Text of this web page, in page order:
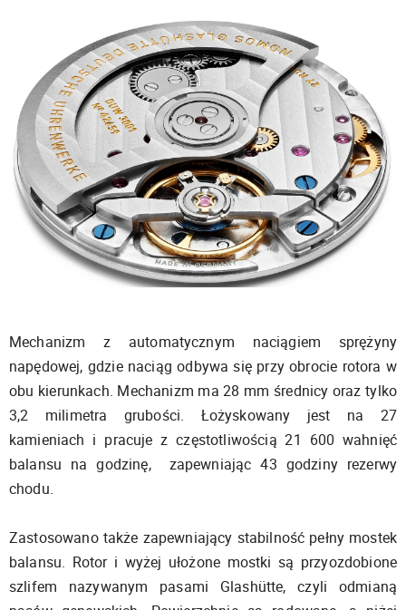
Mechanizm z automatycznym naciągiem sprężyny
napędowej, gdzie naciąg odbywa się przy obrocie rotora w
obu kierunkach. Mechanizm ma 28 mm średnicy oraz tylko
3,2 milimetra grubości. Łożyskowany jest na 27
kamieniach i pracuje z częstotliwością 21 600 wahnięć
balansu na godzinę, zapewniając 43 godziny rezerwy
chodu.
Zastosowano także zapewniający stabilność pełny mostek
balansu. Rotor i wyżej ułożone mostki są przyozdobione
szlifem nazywanym pasami Glashütte, czyli odmianą